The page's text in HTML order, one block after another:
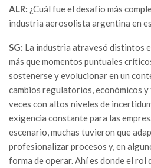
ALR: ¿Cuál fue el desafío más
industria aerosolista argentina en
SG: La industria atravesó distintos
más que momentos puntuales
sostenerse y evolucionar en un
cambios regulatorios, económicos
veces con altos niveles de
exigencia constante para las
escenario, muchas tuvieron que
profesionalizar procesos y, en
forma de operar. Ahí es donde el